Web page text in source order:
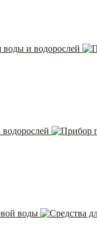
и водорослей
воды